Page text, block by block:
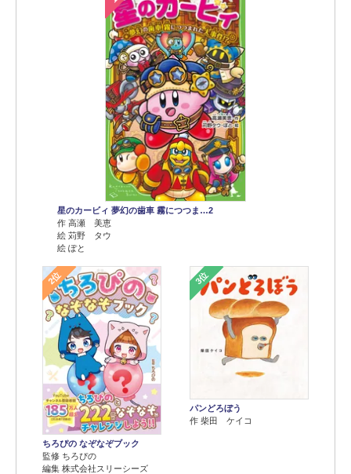
星のカービィ 夢幻の歯車 霧につつま…2
作 高瀬 美恵
絵 苅野 タウ
絵 ぽと
2位
ちろぴの なぞなぞブック
監修 ちろぴの
編集 株式会社スリーシーズ
3位
パンどろぼう
作 柴田 ケイコ